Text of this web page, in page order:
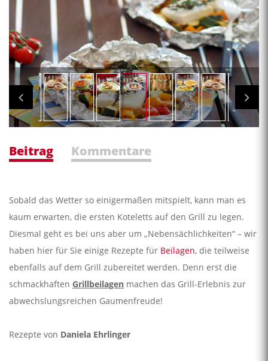
Beitrag Kommentare
Sobald das Wetter so einigermaßen mitspielt, kann man es
kaum erwarten, die ersten Koteletts auf den Grill zu legen.
Diesmal geht es bei uns aber um „Nebensächlichkeiten“ – wir
haben hier für Sie einige Rezepte für Beilagen, die teilweise
ebenfalls auf dem Grill zubereitet werden. Denn erst die
schmackhaften Grillbeilagen machen das Grill-Erlebnis zur
abwechslungsreichen Gaumenfreude!
Rezepte von Daniela Ehrlinger